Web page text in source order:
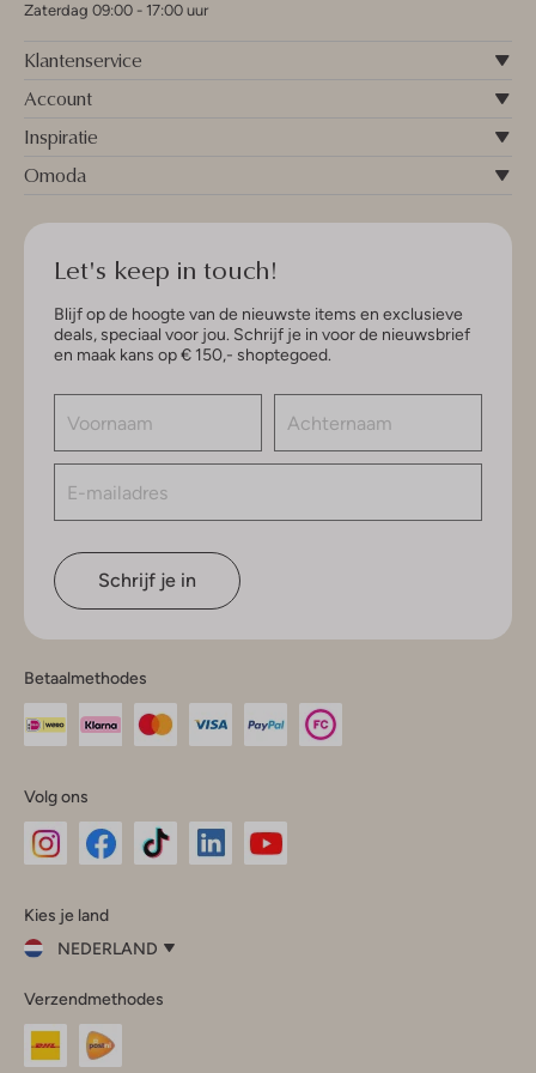
Zaterdag 09:00 - 17:00 uur
Klantenservice
Account
Inspiratie
Omoda
Let's keep in touch!
Blijf op de hoogte van de nieuwste items en exclusieve
deals, speciaal voor jou. Schrijf je in voor de nieuwsbrief
en maak kans op € 150,- shoptegoed.
Schrijf je in
Betaalmethodes
Volg ons
InstagramFacebook
Kies je land
NEDERLAND
je
land
Nederland
Verzendmethodes